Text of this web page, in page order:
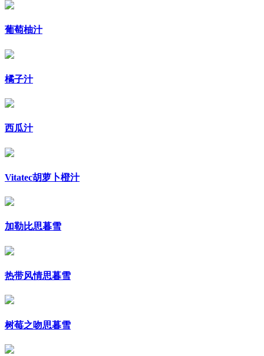
葡萄柚汁
橘子汁
西瓜汁
Vitatec胡萝卜橙汁
加勒比思暮雪
热带风情思暮雪
树莓之吻思暮雪